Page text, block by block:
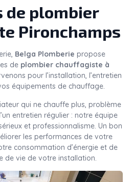
de plombier
Pironchamps
Belga Plomberie propose
de plombier chauffagiste à
pour l’installation, l’entretien
équipements de chauffage.
qui ne chauffe plus, problème
entretien régulier : notre équipe
et professionnalisme. Un bon
les performances de votre
consommation d’énergie et de
de vie de votre installation.